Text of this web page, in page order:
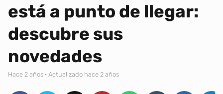
está a punto de llegar:
descubre sus
novedades
hace 2 años · Actualizado hace 2 años